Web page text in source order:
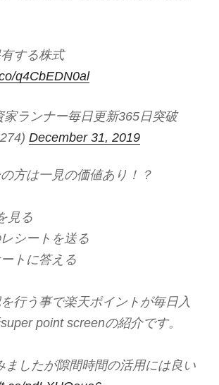
する株式
q4CbEDN0al
ランナー毎日更新365日突破
December 31, 2019
方は一見の価値あり！？
見る
シートを送る
トに答える
行う事で楽天ポイントが毎日入
point screenの紹介です。
ましたが隙間時間の活用には良い